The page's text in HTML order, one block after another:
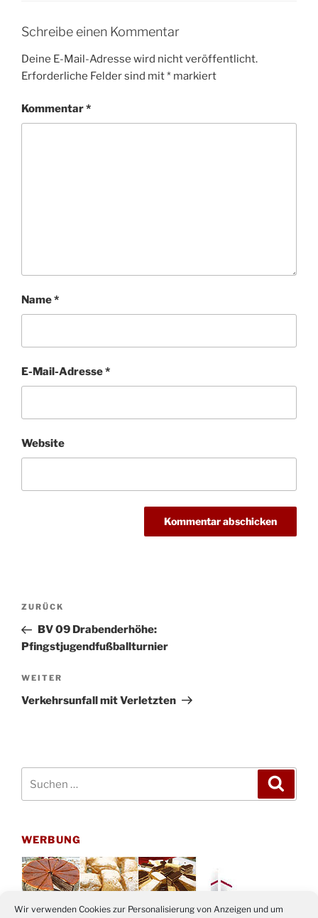
Wir verwenden Cookies zur Personalisierung von Anzeigen und um
Schreibe einen Kommentar
Deine E-Mail-Adresse wird nicht veröffentlicht.
Erforderliche Felder sind mit* markiert
Kommentar*
Name*
E-Mail-Adresse*
Website
Beitragsnavigation
Vorheriger
Beitrag
ZURÜCK
BV 09 Drabenderhöhe:
Pfingstjugendfußballturnier
Nächster
Beitrag
WEITER
Verkehrsunfall mit Verletzten
nach:
WERBUNG